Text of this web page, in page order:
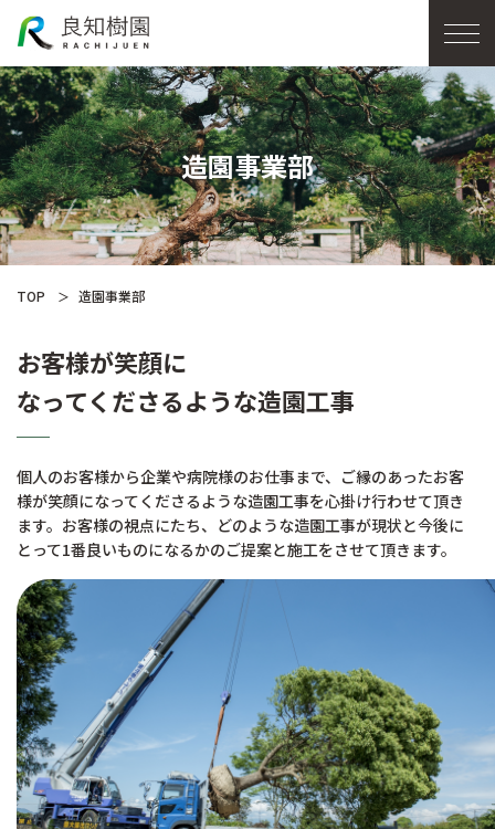
造園事業部
TOP 造園事業部
お客様が笑顔に
なってくださるような造園工事
個人のお客様から企業や病院様のお仕事まで、ご縁のあったお客
様が笑顔になってくださるような造園工事を心掛け行わせて頂き
ます。お客様の視点にたち、どのような造園工事が現状と今後に
とって1番良いものになるかのご提案と施工をさせて頂きます。